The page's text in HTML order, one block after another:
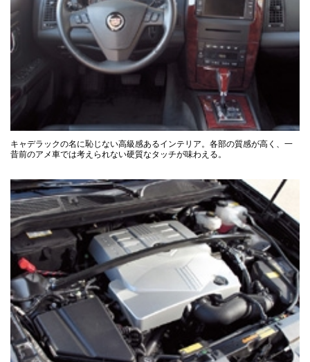
キャデラックの名に恥じない高級感あるインテリア。各部の質感が高く、一
昔前のアメ車では考えられない硬質なタッチが味わえる。